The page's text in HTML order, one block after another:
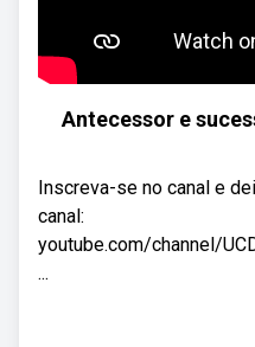
Antecessor e
Inscreva-se no canal e
canal:
youtube.com/channel/
...